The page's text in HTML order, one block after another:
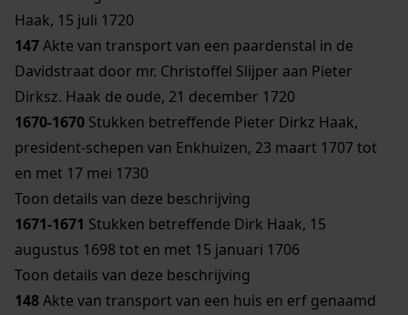
Haak, 15 juli 1720
147Akte van transport van een paardenstal in de
Davidstraat door mr. Christoffel Slijper aan Pieter
Dirksz. Haak de oude, 21 december 1720
1670-1670 Stukken betreffende Pieter Dirkz Haak,
president-schepen van Enkhuizen, 23 maart 1707 tot
en met 17 mei 1730
Toon details van deze beschrijving
1671-1671 Stukken betreffende Dirk Haak, 15
augustus 1698 tot en met 15 januari 1706
Toon details van deze beschrijving
148Akte van transport van een huis en erf genaamd